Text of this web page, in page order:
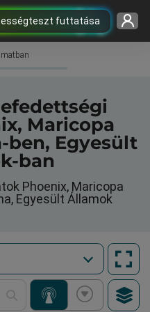
futtatása
Maricopa
ben, Egyesült
ban
Phoenix, Maricopa
Egyesült Államok